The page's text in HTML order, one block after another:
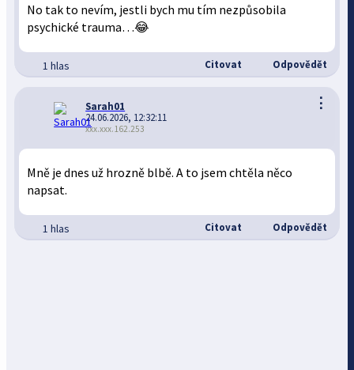
No tak to nevím, jestli bych mu tím nezpůsobila
psychické trauma…😂
1 hlas Citovat Odpovědět
⋮
Sarah01
24.06.2026, 12:32:11
xxx.xxx.162.253
Mně je dnes už hrozně blbě. A to jsem chtěla něco
napsat.
1 hlas Citovat Odpovědět